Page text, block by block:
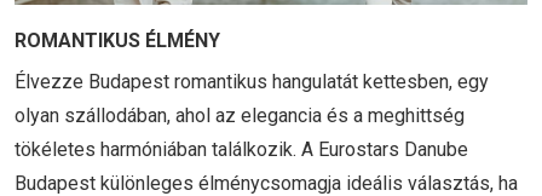
ROMANTIKUS ÉLMÉNY
Élvezze Budapest romantikus hangulatát kettesben, egy
olyan szállodában, ahol az elegancia és a meghittség
tökéletes harmóniában találkozik. A Eurostars Danube
Budapest különleges élménycsomagja ideális választás, ha